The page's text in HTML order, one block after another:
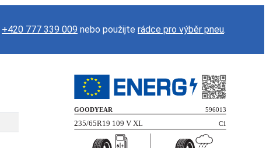
+420 777 339 009 nebo použijte rádce pro výběr pneu.